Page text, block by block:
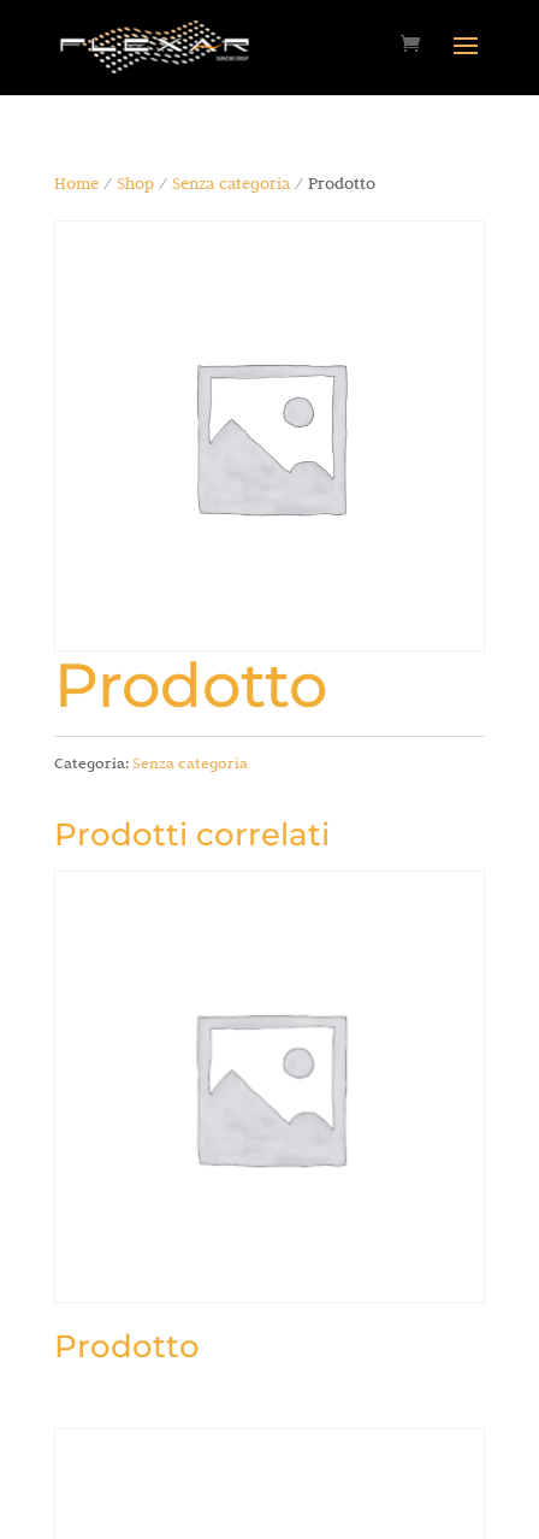
Home/ Shop/ Senza categoria/ Prodotto
Prodotto
Categoria:Senza categoria
Prodotti correlati
Prodotto